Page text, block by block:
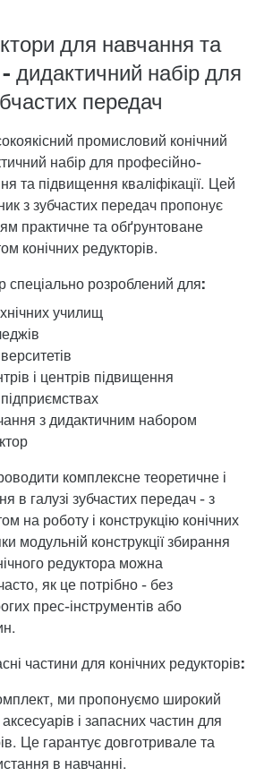
для навчання та
дидактичний набір для
передач
промисловий конічний
набір для професійно-
та підвищення кваліфікації. Цей
з зубчастих передач пропонує
практичне та обґрунтоване
конічних редукторів.
спеціально розроблений для:
училищ
і центрів підвищення
підприємствах
з дидактичним набором
комплексне теоретичне і
в галузі зубчастих передач - з
на роботу і конструкцію конічних
модульній конструкції збирання
редуктора можна
як це потрібно - без
прес-інструментів або
частини для конічних редукторів:
ми пропонуємо широкий
і запасних частин для
Це гарантує довготривале та
в навчанні.